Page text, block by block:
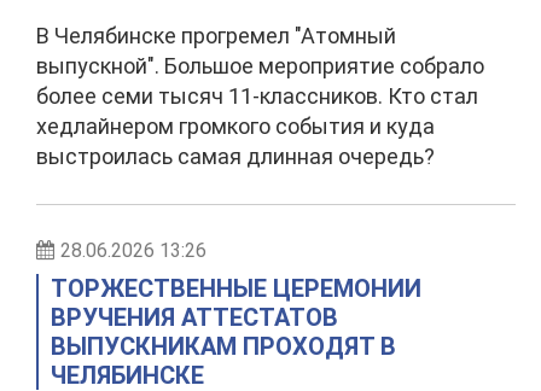
В Челябинске прогремел "Атомный
выпускной". Большое мероприятие собрало
более семи тысяч 11-классников. Кто стал
хедлайнером громкого события и куда
выстроилась самая длинная очередь?
28.06.2026 13:26
ТОРЖЕСТВЕННЫЕ ЦЕРЕМОНИИ
ВРУЧЕНИЯ АТТЕСТАТОВ
ВЫПУСКНИКАМ ПРОХОДЯТ В
ЧЕЛЯБИНСКЕ